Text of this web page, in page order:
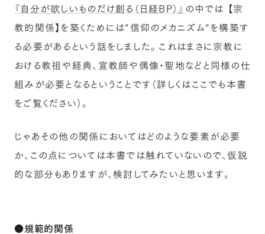
『自分が欲しいものだけ創る（日経BP）』 の中では 【宗
教的関係】を築くためには”信仰のメカニズム”を構築す
る必要があるという話をしました。これはまさに宗教に
おける教祖や経典、宣教師や偶像・聖地などと同様の仕
組みが必要となるということです（詳しくはここでも本書
をご覧ください）。
じゃあその他の関係においてはどのような要素が必要
か、この点については本書では触れていないので、仮説
的な部分もありますが、検討してみたいと思います。
●規範的関係